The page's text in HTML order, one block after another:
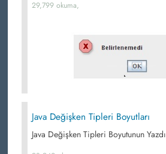
29,799 okuma,
Java Değişken Tipleri Boyutları
Java Değişken Tipleri Boyutunun